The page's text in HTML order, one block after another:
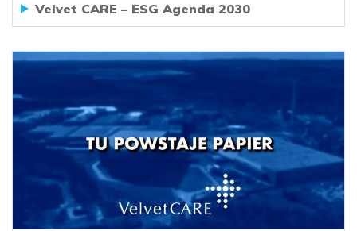
Velvet CARE – ESG Agenda 2030